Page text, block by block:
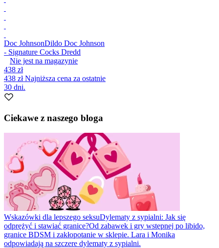
Doc JohnsonDildo Doc Johnson
- Signature Cocks Dredd
Nie jest na magazynie
438 zł
438 złNajniższa cena za ostatnie
30 dni.
Ciekawe z naszego bloga
Wskazówki dla lepszego seksuDylematy z sypialni: Jak się
odprężyć i stawiać granice?Od zabawek i gry wstępnej po libido,
granice BDSM i zakłopotanie w sklepie. Lara i Monika
odpowiadają na szczere dylematy z sypialni.